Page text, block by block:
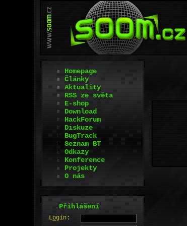
Homepage
Články
Aktuality
RSS ze světa
E-shop
Download
HackForum
Diskuze
BugTrack
Seznam BT
Odkazy
Konference
Projekty
O nás
.Přihlášení
Login: